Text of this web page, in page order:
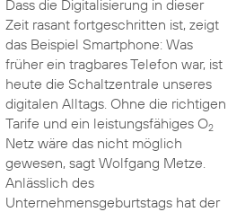
Dass die Digitalisierung in dieser
Zeit rasant fortgeschritten ist, zeigt
das Beispiel Smartphone: Was
früher ein tragbares Telefon war, ist
heute die Schaltzentrale unseres
digitalen Alltags. Ohne die richtigen
Tarife und ein leistungsfähiges O2
Netz wäre das nicht möglich
gewesen, sagt Wolfgang Metze.
Anlässlich des
Unternehmensgeburtstags hat der